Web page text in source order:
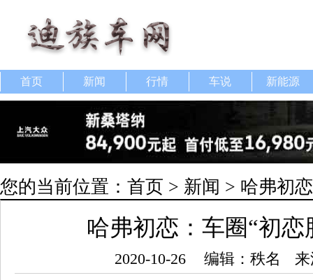
首页 新闻 行情 车说 新能源
您的当前位置： 首页 > 新闻 > 哈弗初
哈弗初恋：车圈“初恋
2020-10-26 编辑：秩名